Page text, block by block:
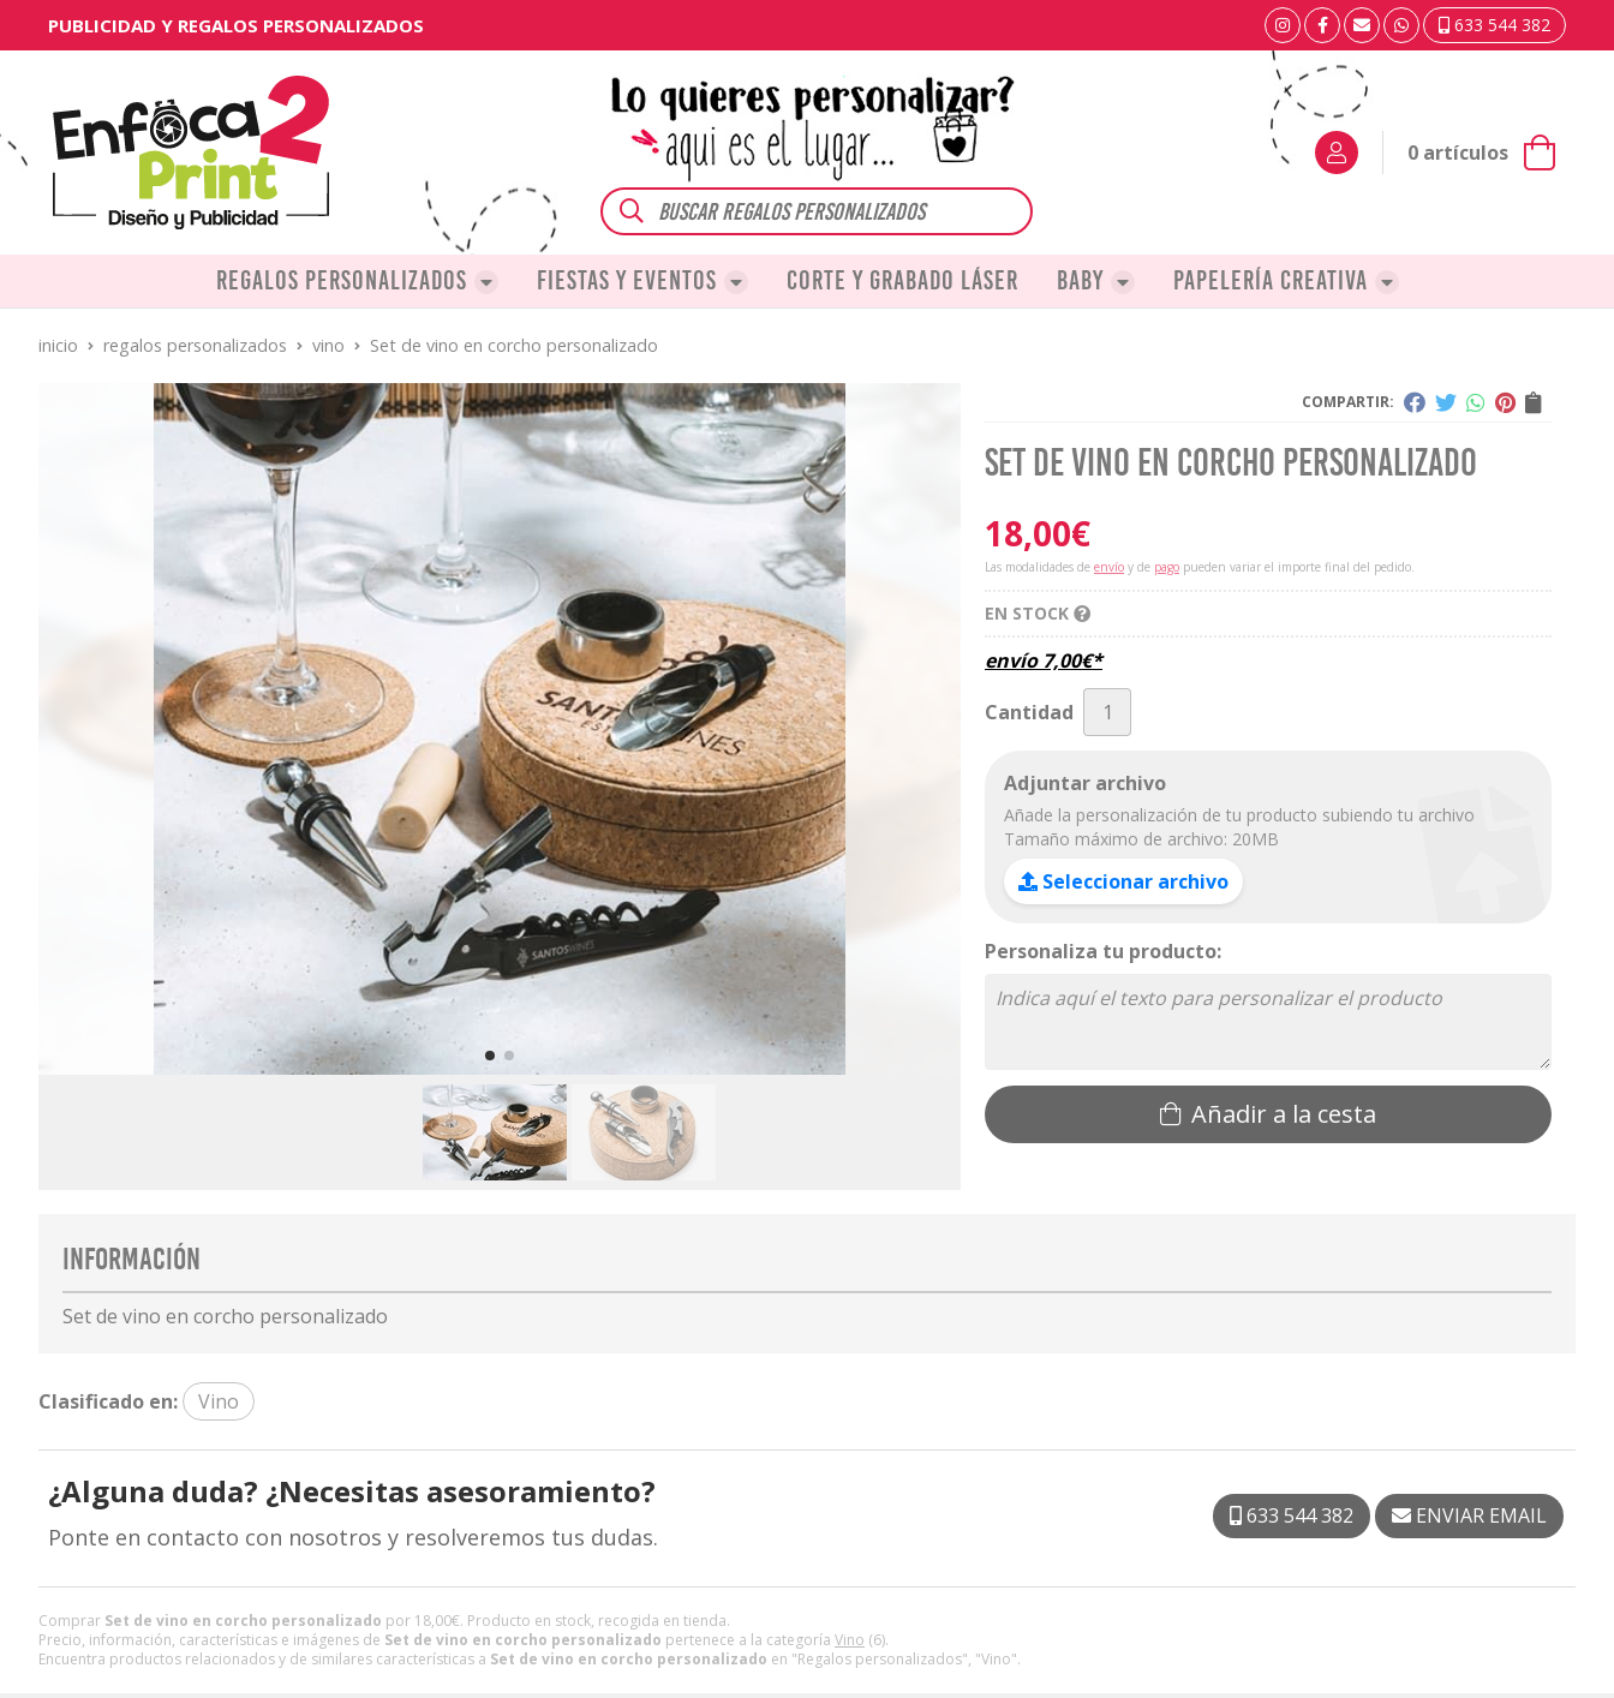
PUBLICIDAD Y REGALOS PERSONALIZADOS 633 544 382
Buscar
0 artículos
Regalos personalizados Fiestas y eventos Corte y grabado láser Baby Papelería creativa
inicio regalos personalizados vino Set de vino en corcho personalizado
COMPARTIR:
Set de vino en corcho personalizado
18,00€
Las modalidades de envío y de pago pueden variar el importe final del pedido.
EN STOCK
envío 7,00€*
Cantidad
Adjuntar archivo
Añade la personalización de tu producto subiendo tu archivo
Tamaño máximo de archivo: 20MB
Seleccionar archivo
Personaliza tu producto:
Añadir a la cesta
Comprar Set de vino en corcho personalizado por 18,00€. Producto en stock, recogida en tienda.
Precio, información, características e imágenes de Set de vino en corcho personalizado pertenece a la categoría Vino (6).
Encuentra productos relacionados y de similares características a Set de vino en corcho personalizado en "Regalos personalizados", "Vino".
Información
Set de vino en corcho personalizado
Clasificado en: Vino
¿Alguna duda? ¿Necesitas asesoramiento?
Ponte en contacto con nosotros y resolveremos tus dudas.
633 544 382 ENVIAR EMAIL